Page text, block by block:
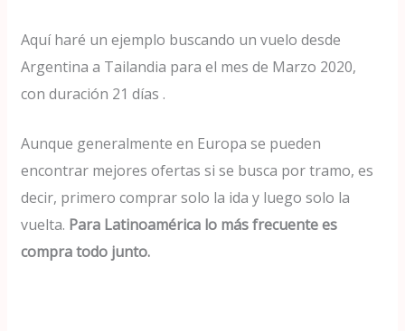
Aquí haré un ejemplo buscando un vuelo desde
Argentina a Tailandia para el mes de Marzo 2020,
con duración 21 días .
Aunque generalmente en Europa se pueden
encontrar mejores ofertas si se busca por tramo, es
decir, primero comprar solo la ida y luego solo la
vuelta. Para Latinoamérica lo más frecuente es
compra todo junto.